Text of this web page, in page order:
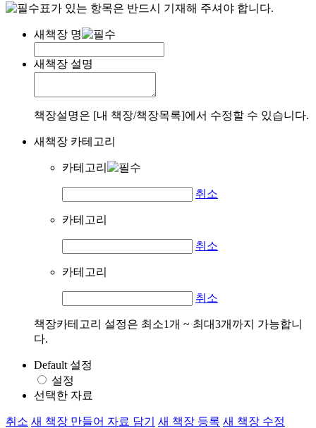
표가 있는 항목은 반드시 기재해 주셔야 합니다.
새책장 명
새책장 설명
책장설명은 [내 책장/책장목록]에서 수정할 수 있습니다.
새책장 카테고리
카테고리
취소
카테고리
취소
카테고리
취소
책장카테고리 설정은 최소1개 ~ 최대3개까지 가능합니
다.
Default 설정
설정
선택한 자료
취소 새 책장 만들어 자료 담기 새 책장 등록 새 책장 수정